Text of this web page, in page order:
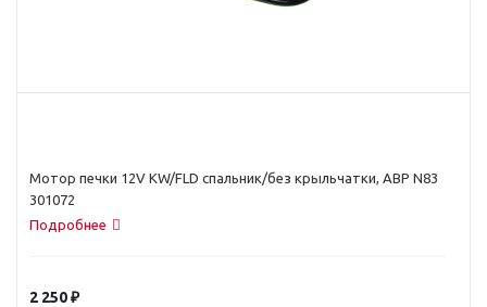
Мотор печки 12V KW/FLD спальник/без крыльчатки, ABP N83
301072
Подробнее
2 250₽